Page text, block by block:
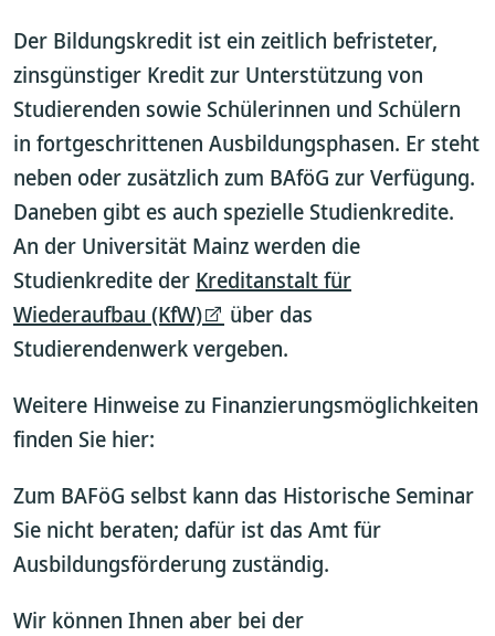
Der Bildungskredit ist ein zeitlich befristeter,
zinsgünstiger Kredit zur Unterstützung von
Studierenden sowie Schülerinnen und Schülern
in fortgeschrittenen Ausbildungsphasen. Er steht
neben oder zusätzlich zum BAföG zur Verfügung.
Daneben gibt es auch spezielle Studienkredite.
An der Universität Mainz werden die
Studienkredite der Kreditanstalt für
Wiederaufbau (KfW)
über das
Studierendenwerk vergeben.
Weitere Hinweise zu Finanzierungsmöglichkeiten
finden Sie hier:
Zum BAFöG selbst kann das Historische Seminar
Sie nicht beraten; dafür ist das Amt für
Ausbildungsförderung zuständig.
Wir können Ihnen aber bei der